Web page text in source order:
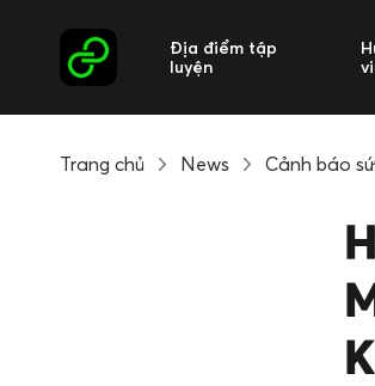
Địa điểm tập
luyện
Trang chủ News Cảnh báo